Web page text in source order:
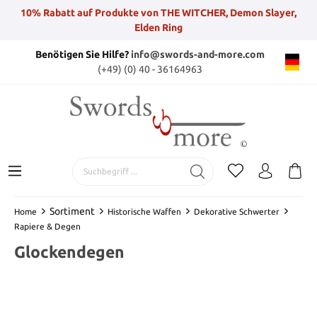
10% Rabatt auf Produkte von THE WITCHER, Demon Slayer,
Elden Ring
Benötigen Sie Hilfe?info@swords-and-more.com
(+49) (0) 40 - 36164963
Home Sortiment Historische Waffen
Dekorative Schwerter
Rapiere & Degen
Glockendegen